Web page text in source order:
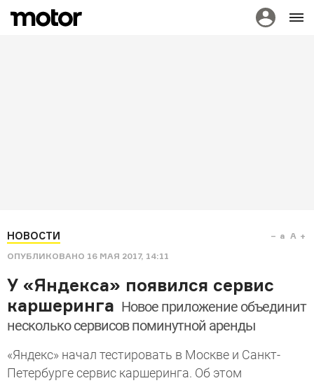
НОВОСТИ
ОПУБЛИКОВАНО 16 МАЯ 2017, 14:11
a A
У «Яндекса» появился сервис
каршеринга Новое приложение объединит
несколько сервисов поминутной аренды
«Яндекс» начал тестировать в Москве и Санкт-
Петербурге сервис каршеринга. Об этом